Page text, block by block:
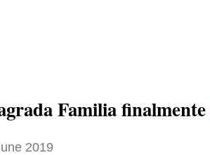
Familia finalmente
2019